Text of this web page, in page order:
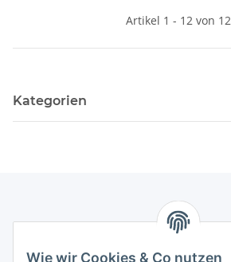
Wie wir Cookies & Co nutzen
Artikel 1 - 12 von 12
Kategorien